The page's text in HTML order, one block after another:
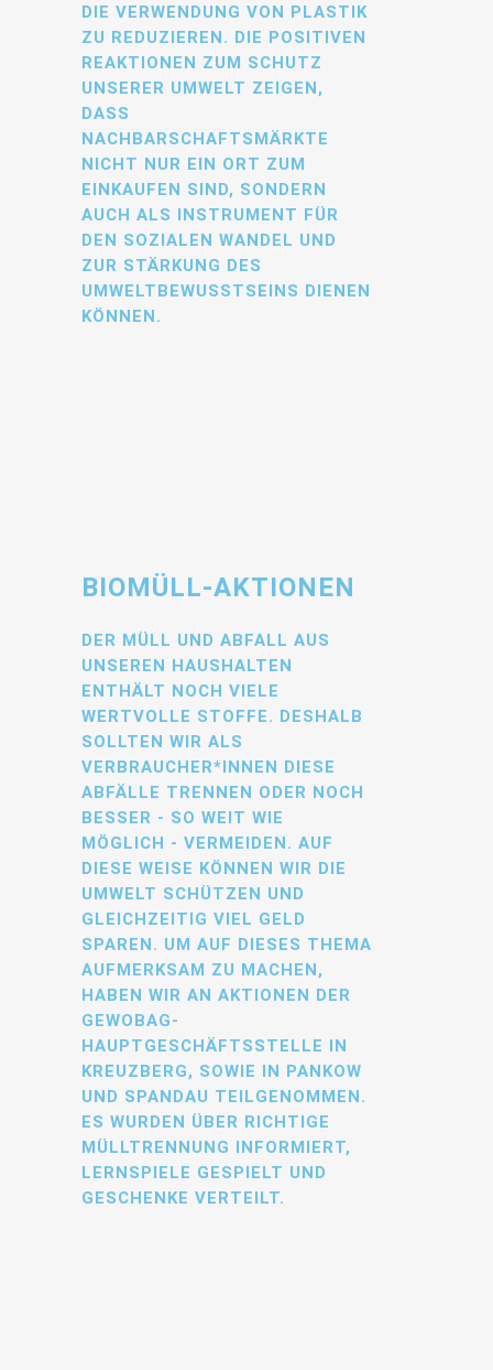
IE VERWENDUNG VON PLASTIK Z
U REDUZIEREN. DIE POSITIVEN R
EAKTIONEN ZUM SCHUTZ U
NSERER UMWELT ZEIGEN, D
ASS N
ACHBARSCHAFTSMÄRKTE N
ICHT NUR EIN ORT ZUM E
INKAUFEN SIND, SONDERN A
UCH ALS INSTRUMENT FÜR D
EN SOZIALEN WANDEL UND Z
UR STÄRKUNG DES U
MWELTBEWUSSTSEINS DIENEN K
ÖNNEN.
BIOMÜLL-AKTIONEN
DER MÜLL UND ABFALL AUS
UNSEREN HAUSHALTEN
ENTHÄLT NOCH VIELE
WERTVOLLE STOFFE. DESHALB
SOLLTEN WIR ALS
VERBRAUCHER*INNEN DIESE
ABFÄLLE TRENNEN ODER NOCH
BESSER - SO WEIT WIE
MÖGLICH - VERMEIDEN. AUF
DIESE WEISE KÖNNEN WIR DIE
UMWELT SCHÜTZEN UND
GLEICHZEITIG VIEL GELD
SPAREN. UM AUF DIESES THEMA
AUFMERKSAM ZU MACHEN,
HABEN WIR AN AKTIONEN DER
GEWOBAG-
HAUPTGESCHÄFTSSTELLE IN
KREUZBERG, SOWIE IN PANKOW
UND SPANDAU TEILGENOMMEN.
ES WURDEN ÜBER RICHTIGE
MÜLLTRENNUNG INFORMIERT,
LERNSPIELE GESPIELT UND
GESCHENKE VERTEILT.